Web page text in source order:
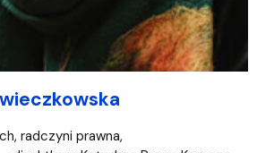
radczyni prawna,